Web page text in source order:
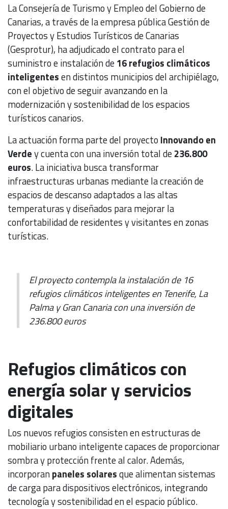
La Consejería de Turismo y Empleo del Gobierno de
Canarias, a través de la empresa pública Gestión de
Proyectos y Estudios Turísticos de Canarias
(Gesprotur), ha adjudicado el contrato para el
suministro e instalación de16 refugios climáticos
inteligentesen distintos municipios del archipiélago,
con el objetivo de seguir avanzando en la
modernización y sostenibilidad de los espacios
turísticos canarios.
La actuación forma parte del proyecto Innovando en
Verdey cuenta con una inversión total de236.800
euros. La iniciativa busca transformar
infraestructuras urbanas mediante la creación de
espacios de descanso adaptados a las altas
temperaturas y diseñados para mejorar la
confortabilidad de residentes y visitantes en zonas
turísticas.
El proyecto contempla la instalación de 16
refugios climáticos inteligentes en Tenerife, La
Palma y Gran Canaria con una inversión de
236.800 euros
Refugios climáticos con
energía solar y servicios
digitales
Los nuevos refugios consisten en estructuras de
mobiliario urbano inteligente capaces de proporcionar
sombra y protección frente al calor. Además,
incorporanpaneles solaresque alimentan sistemas
de carga para dispositivos electrónicos, integrando
tecnología y sostenibilidad en el espacio público.